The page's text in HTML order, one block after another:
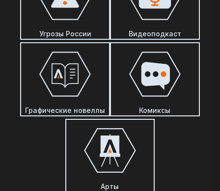
Угрозы России Видеоподкаст
Графические новеллы Комиксы
Арты